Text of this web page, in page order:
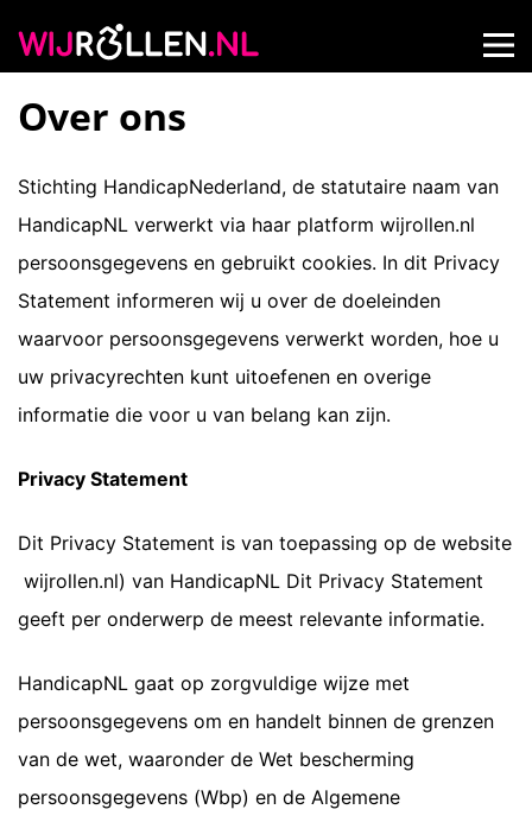
Over ons
Stichting HandicapNederland, de statutaire naam van
HandicapNL verwerkt via haar platform wijrollen.nl
persoonsgegevens en gebruikt cookies. In dit Privacy
Statement informeren wij u over de doeleinden
waarvoor persoonsgegevens verwerkt worden, hoe u
uw privacyrechten kunt uitoefenen en overige
informatie die voor u van belang kan zijn.
Privacy Statement
Dit Privacy Statement is van toepassing op de website
wijrollen.nl) van HandicapNL Dit Privacy Statement
geeft per onderwerp de meest relevante informatie.
HandicapNL gaat op zorgvuldige wijze met
persoonsgegevens om en handelt binnen de grenzen
van de wet, waaronder de Wet bescherming
persoonsgegevens (Wbp) en de Algemene